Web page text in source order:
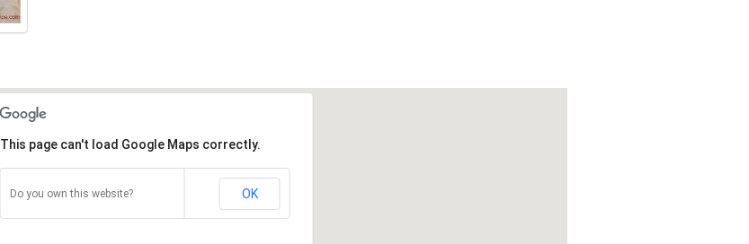
This page can't load Google Maps correctly.
Do you own this website? OK